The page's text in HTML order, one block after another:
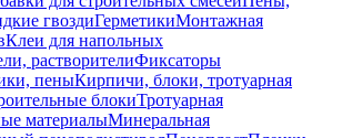
гвоздиГерметикиМонтажная
Клеи для напольных
растворителиФиксаторы
пеныКирпичи, блоки, тротуарная
блокиТротуарная
материалыМинеральная